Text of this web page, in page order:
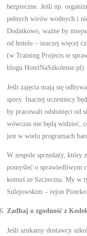
bezpieczne. Jeśli np.
pełnych wirów wodnych i
Dodatkowo, ważne by
od hotelu – inaczej więcej
(w Training Projects te
blogu HotelNaSzkolenie.pl)
Jeśli zajęcia mają się
spory. Inaczej uczestnicy
by pracowali odsłonięci od
wówczas nie będą widzieć,
jest w wielu programach
W zespole sprzedaży, który
pomyśleć o sprawiedliwym
komuś ze Szczecina. My w
Sulejowskim – rejon
Zadbaj o zgodność z
Jeśli szukamy dostawcy